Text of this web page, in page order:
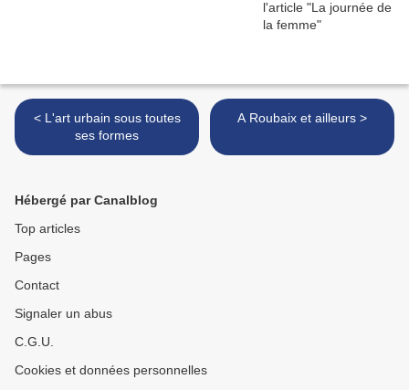
< L'art urbain sous toutes
ses formes
A Roubaix et ailleurs >
Hébergé par Canalblog
Top articles
Pages
Contact
Signaler un abus
C.G.U.
Cookies et données personnelles